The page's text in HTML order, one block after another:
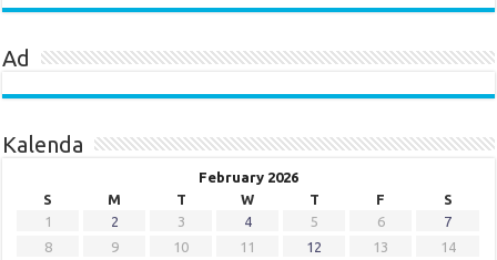
Ad
Kalenda
February 2026
S
M T W T F
S
1
2 3 4 5 6
7
8
9 10 11 12 13
14